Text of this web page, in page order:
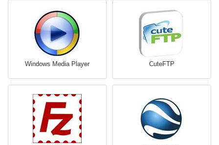
Windows Media Player CuteFTP